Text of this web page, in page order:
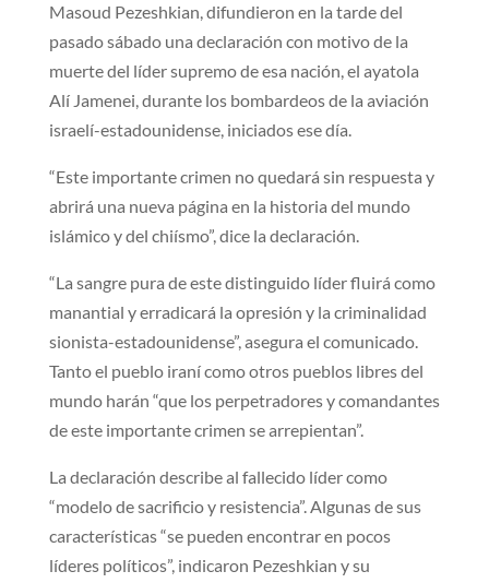
Masoud Pezeshkian, difundieron en la tarde del
pasado sábado una declaración con motivo de la
muerte del líder supremo de esa nación, el ayatola
Alí Jamenei, durante los bombardeos de la aviación
israelí-estadounidense, iniciados ese día.
“Este importante crimen no quedará sin respuesta y
abrirá una nueva página en la historia del mundo
islámico y del chiísmo”, dice la declaración.
“La sangre pura de este distinguido líder fluirá como
manantial y erradicará la opresión y la criminalidad
sionista-estadounidense”, asegura el comunicado.
Tanto el pueblo iraní como otros pueblos libres del
mundo harán “que los perpetradores y comandantes
de este importante crimen se arrepientan”.
La declaración describe al fallecido líder como
“modelo de sacrificio y resistencia”. Algunas de sus
características “se pueden encontrar en pocos
líderes políticos”, indicaron Pezeshkian y su